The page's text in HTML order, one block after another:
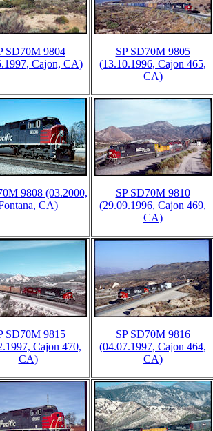
SD70M 9804
Cajon, CA)
SP SD70M 9805
(13.10.1996, Cajon 465,
CA)
9808 (03.2000,
CA)
SP SD70M 9810
(29.09.1996, Cajon 469,
CA)
SD70M 9815
Cajon 470,
CA)
SP SD70M 9816
(04.07.1997, Cajon 464,
CA)